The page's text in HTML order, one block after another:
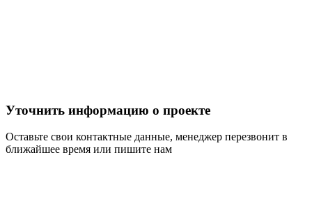
Уточнить информацию о проекте
Оставьте свои контактные данные, менеджер перезвонит в
ближайшее время или пишите нам